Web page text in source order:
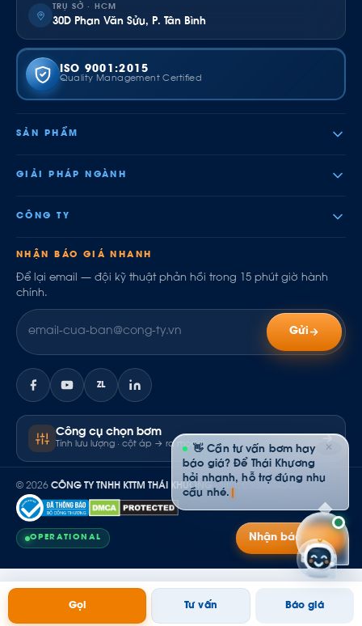
TRỤ SỞ · HCM
30D Phan Văn Sửu, P. Tân Bình
ISO 9001:2015
Quality Management Certified
SẢN PHẨM
GIẢI PHÁP NGÀNH
CÔNG TY
NHẬN BÁO GIÁ NHANH
Để lại email — đội kỹ thuật phản hồi trong 15 phút giờ hành
chính.
Gửi
ZL
Công cụ chọn bơm
Tính lưu lượng · cột áp → ra model
© 2026 CÔNG TY TNHH KTTM THÁI KHƯƠNG · MST: 0304844502
OPERATIONAL Nhận báo giá
Gọi Tư vấn Báo giá
✕
👋 Cần tư vấn bơm hay
báo giá? Để Thái Khương
hỏi nhanh, hỗ trợ đúng nhu
cầu nhé.